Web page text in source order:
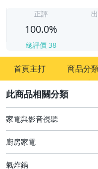
正評
100.0%
總評價 38
首頁主打 商品分
居家、家具與園藝
家電與影音視聽
家電與影音視聽
廚房家電
氣炸鍋